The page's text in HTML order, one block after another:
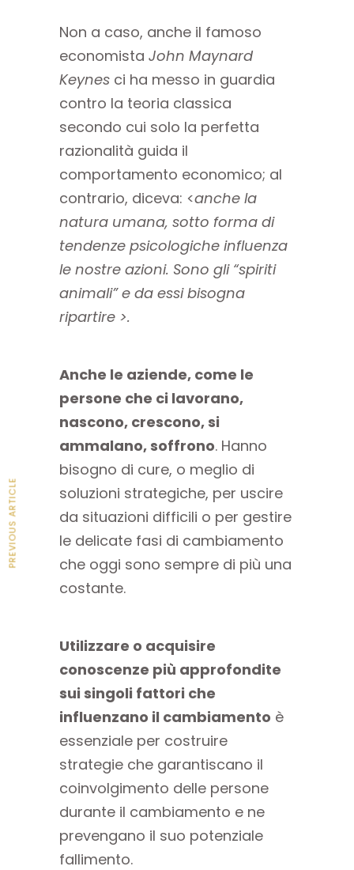
Non a caso, anche il famoso
economista John Maynard
Keynes ci ha messo in guardia
contro la teoria classica
secondo cui solo la perfetta
razionalità guida il
comportamento economico; al
contrario, diceva: <anche la
natura umana, sotto forma di
tendenze psicologiche influenza
le nostre azioni. Sono gli “spiriti
animali” e da essi bisogna
ripartire >.
Anche le aziende, come le
persone che ci lavorano,
nascono, crescono, si
ammalano, soffrono. Hanno
bisogno di cure, o meglio di
soluzioni strategiche, per uscire
da situazioni difficili o per gestire
le delicate fasi di cambiamento
che oggi sono sempre di più una
costante.
Utilizzare o acquisire
conoscenze più approfondite
sui singoli fattori che
influenzano il cambiamento è
essenziale per costruire
strategie che garantiscano il
coinvolgimento delle persone
durante il cambiamento e ne
prevengano il suo potenziale
fallimento.
PREVIOUS ARTICLE